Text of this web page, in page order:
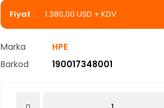
Fiyat 1.380,00 USD + KDV
Marka HPE
Barkod
190017348001